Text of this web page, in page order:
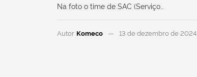
Na foto o time de SAC (Serviço…
Autor Komeco 13 de dezembro de 2024